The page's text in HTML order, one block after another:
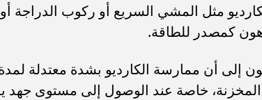
مثل المشي السريع أو ركوب الدراجة
كمصدر للطاقة.
إلى أن ممارسة الكارديو بشدة معتدلة